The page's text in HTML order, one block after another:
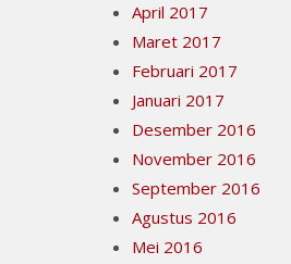
April 2017
Maret 2017
Februari 2017
Januari 2017
Desember 2016
November 2016
September 2016
Agustus 2016
Mei 2016